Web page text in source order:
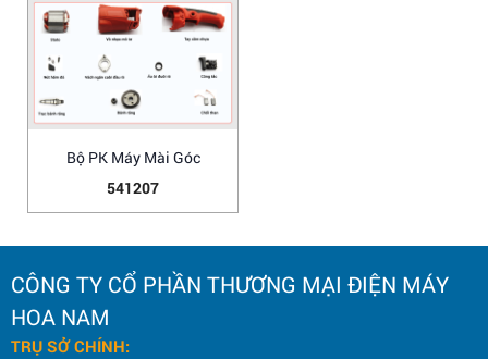
Bộ PK Máy Mài Góc
541207
CÔNG TY CỔ PHẦN THƯƠNG MẠI ĐIỆN MÁY
HOA NAM
TRỤ SỞ CHÍNH: